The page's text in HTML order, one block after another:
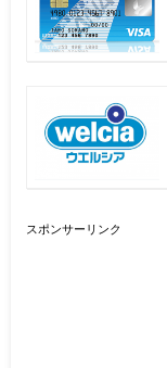
スポンサーリンク